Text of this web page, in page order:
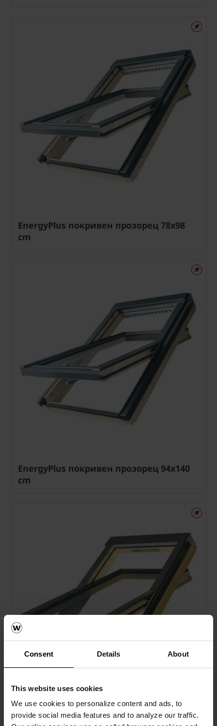
Consent Details About
This website uses cookies
We use cookies to personalize content and ads, to
provide social media features and to analyze our traffic.
EnergyPlus покривен прозорец 78x98
cm
EnergyPlus покривен прозорец 94x140
cm
Project покривен прозорец 55x78 cm